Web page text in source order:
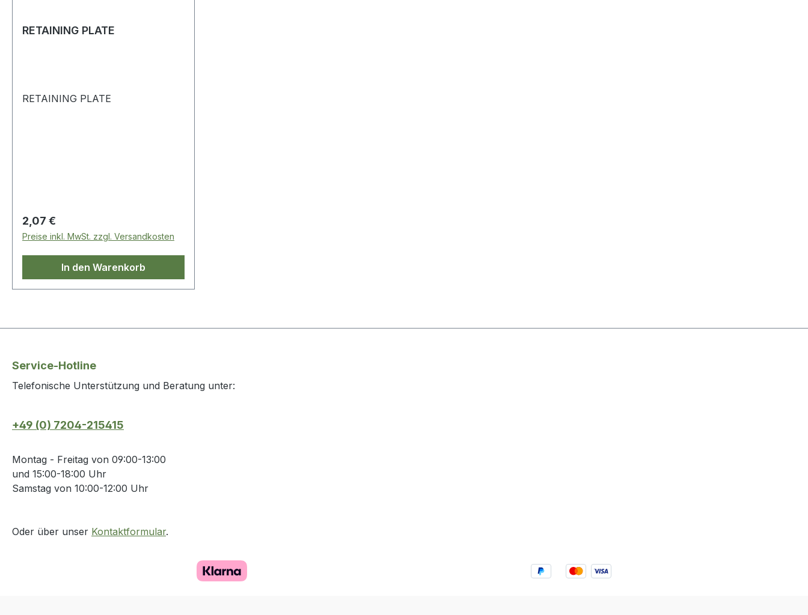
RETAINING PLATE
RETAINING PLATE
Regulärer Preis:
2,07 €
Preise inkl. MwSt. zzgl. Versandkosten
In den Warenkorb
Service-Hotline
Telefonische Unterstützung und Beratung unter:
+49 (0) 7204-215415
Montag - Freitag von 09:00-13:00
und 15:00-18:00 Uhr
Samstag von 10:00-12:00 Uhr
Oder über unser Kontaktformular.